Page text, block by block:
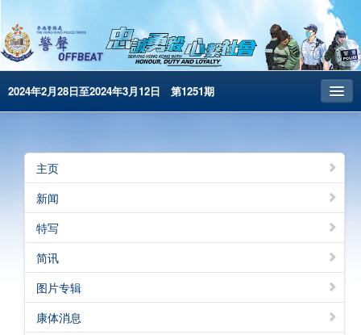
2024年2月28日至2024年3月12日 第1251期
昔日警声
警务处主页
繁體版
English
电子书版
警声特刊
主页
新闻
特写
简讯
图片专辑
康体消息